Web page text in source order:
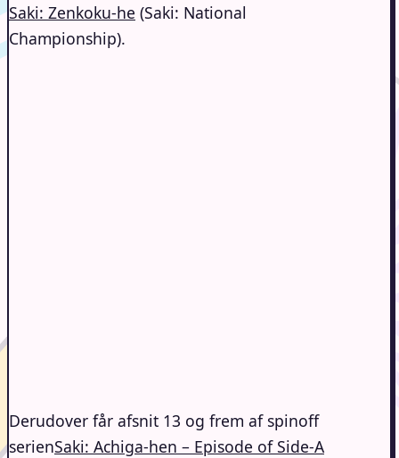
Saki: Zenkoku-he (Saki: National
Championship).
Derudover får afsnit 13 og frem af spinoff
serienSaki: Achiga-hen – Episode of Side-A